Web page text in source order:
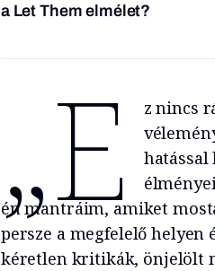
a Let Them elmélet?
„E
z nincs
hatással
én mantráim, amiket
persze a megfelelő helyen
kéretlen kritikák, önjelölt